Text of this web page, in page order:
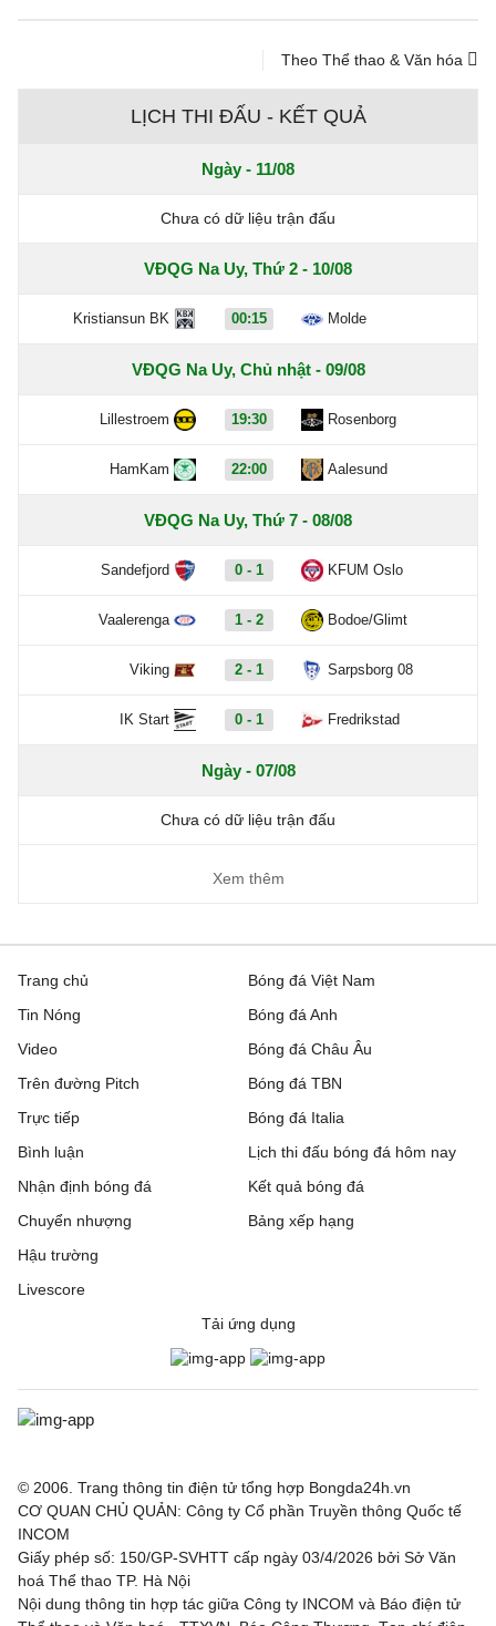
Theo Thể thao & Văn hóa
LỊCH THI ĐẤU - KẾT QUẢ
Ngày - 11/08
Chưa có dữ liệu trận đấu
VĐQG Na Uy, Thứ 2 - 10/08
Kristiansun BK 00:15 Molde
VĐQG Na Uy, Chủ nhật - 09/08
Lillestroem 19:30 Rosenborg
HamKam 22:00 Aalesund
VĐQG Na Uy, Thứ 7 - 08/08
Sandefjord 0 - 1 KFUM Oslo
Vaalerenga 1 - 2 Bodoe/Glimt
Viking 2 - 1 Sarpsborg 08
IK Start 0 - 1 Fredrikstad
Ngày - 07/08
Chưa có dữ liệu trận đấu
Xem thêm
Trang chủ
Tin Nóng
Video
Trên đường Pitch
Trực tiếp
Bóng đá Việt Nam
Bóng đá Anh
Bóng đá Châu Âu
Bóng đá TBN
Bóng đá Italia
Bình luận
Nhận định bóng đá
Chuyển nhượng
Hậu trường
Livescore
Lịch thi đấu bóng đá hôm nay
Kết quả bóng đá
Bảng xếp hạng
Tải ứng dụng
© 2006. Trang thông tin điện tử tổng hợp Bongda24h.vn
CƠ QUAN CHỦ QUẢN: Công ty Cổ phần Truyền thông Quốc tế
INCOM
Giấy phép số: 150/GP-SVHTT cấp ngày 03/4/2026 bởi Sở Văn
hoá Thể thao TP. Hà Nội
Nội dung thông tin hợp tác giữa Công ty INCOM và Báo điện tử